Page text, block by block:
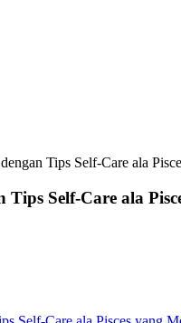
Tips Self-Care ala
Self-Care ala